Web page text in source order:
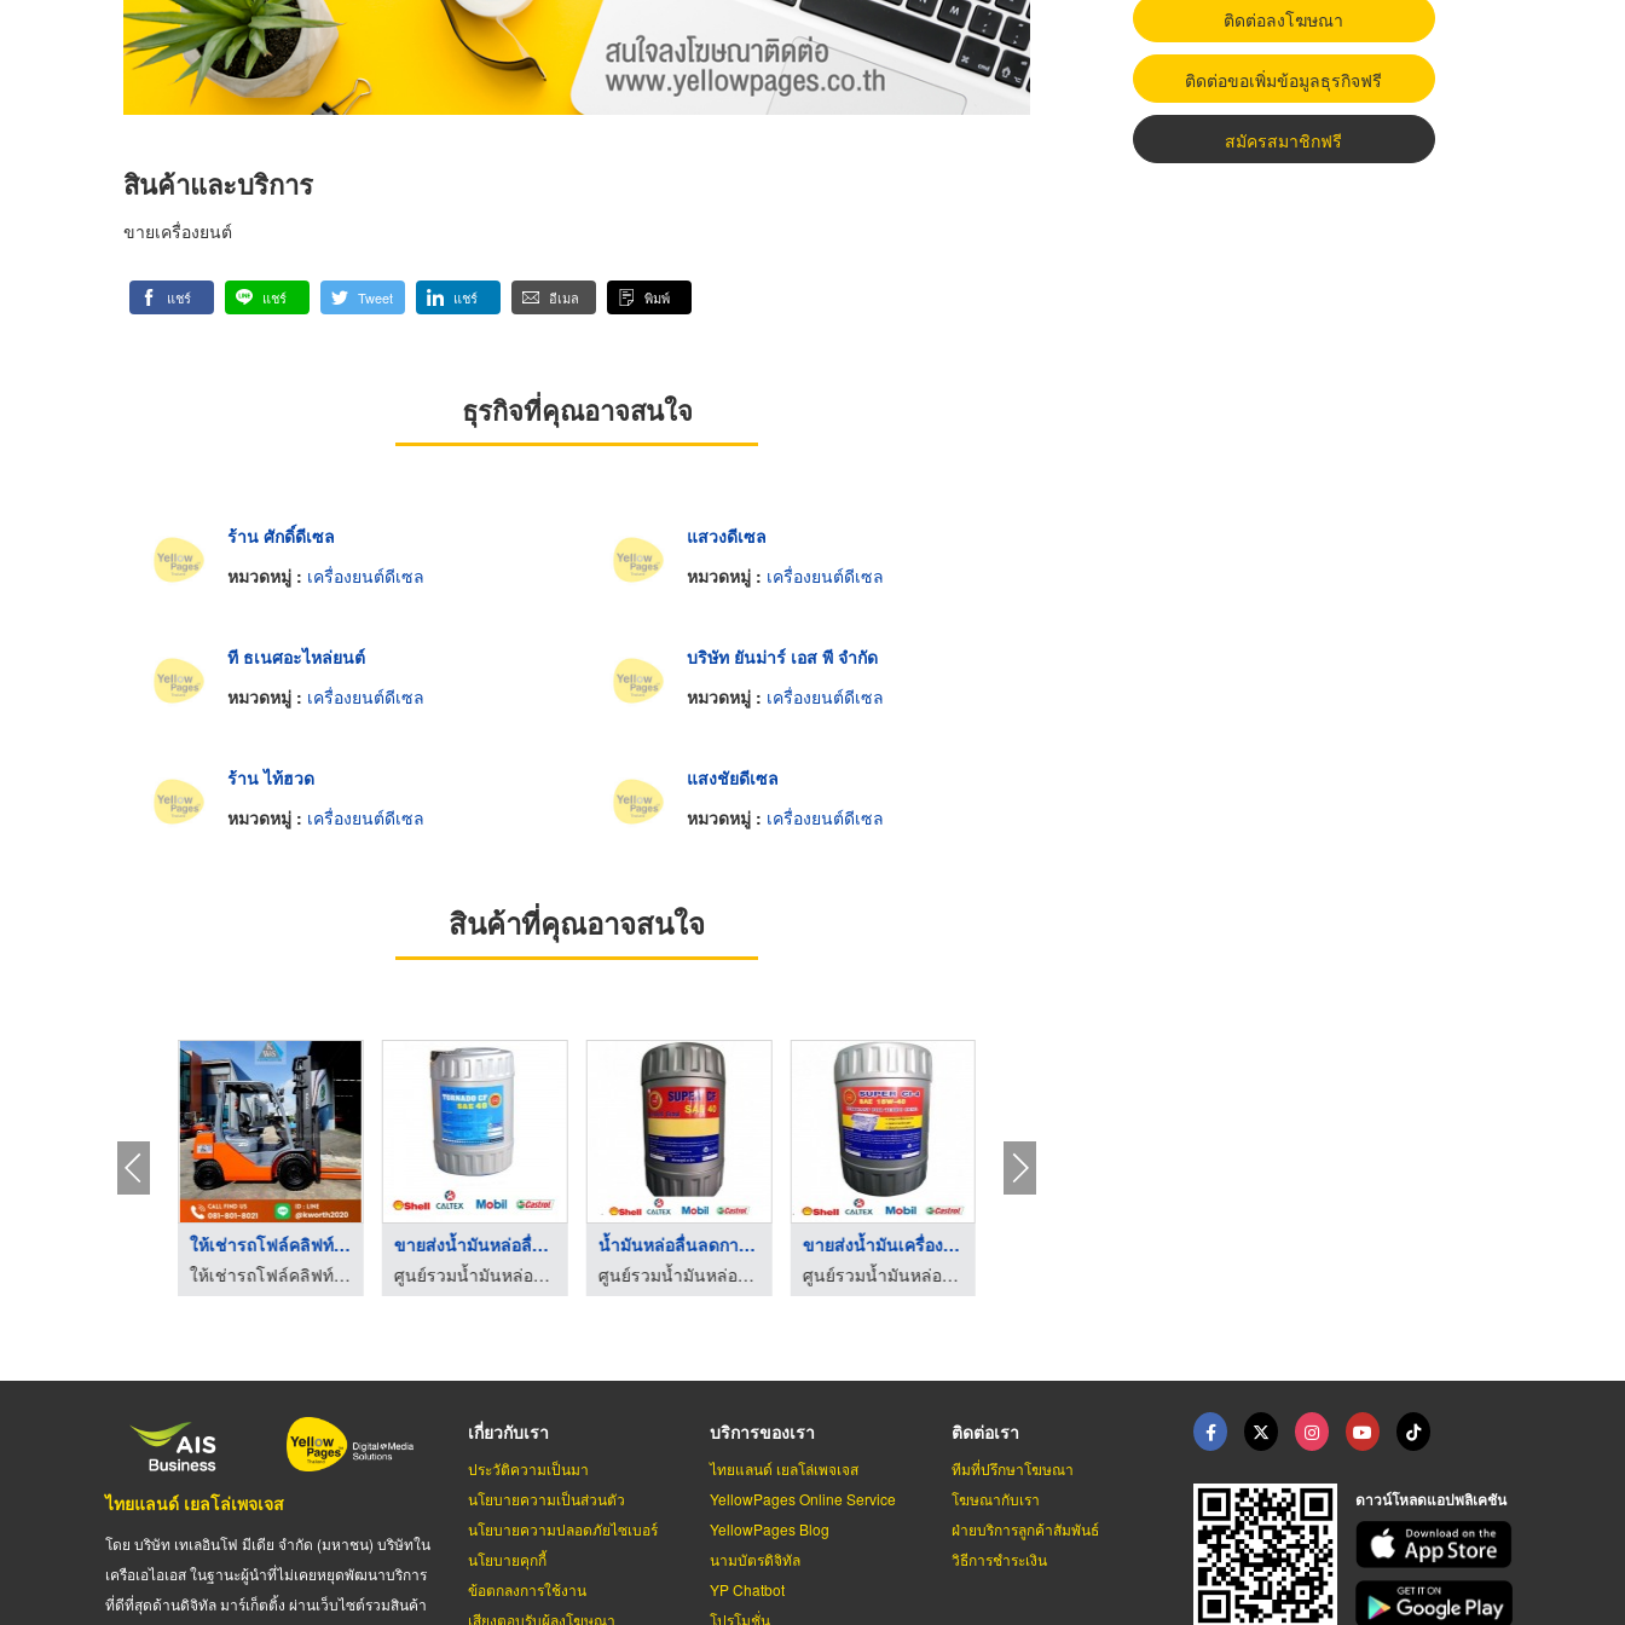
สินค้าและบริการ
ขายเครื่องยนต์
แชร์ แชร์ Tweet แชร์ อีเมล พิมพ์
ธุรกิจที่คุณอาจสนใจ
ร้าน ศักดิ์ดีเซล
หมวดหมู่ : เครื่องยนต์ดีเซล
แสวงดีเซล
หมวดหมู่ : เครื่องยนต์ดีเซล
ที ธเนศอะไหล่ยนต์
หมวดหมู่ : เครื่องยนต์ดีเซล
บริษัท ยันม่าร์ เอส พี จำกัด
หมวดหมู่ : เครื่องยนต์ดีเซล
ร้าน ไท้ฮวด
หมวดหมู่ : เครื่องยนต์ดีเซล
แสงชัยดีเซล
หมวดหมู่ : เครื่องยนต์ดีเซล
สินค้าที่คุณอาจสนใจ
ขายโฟล์คลิฟท์มือสอง ...
ให้เช่าและจำหน่ายอะไหล่โฟล์คลิฟท์ สมุทรปราการ
รถโฟล์คลิฟท์เบนซินให ...
ให้เช่ารถโฟล์คลิฟท์ ขายรถโฟล์คลิฟท์ แบตเตอรี่รถโฟล์คลิฟท์
ให้เช่ารถโฟล์คลิฟท์ด ...
ให้เช่ารถโฟล์คลิฟท์ ขายรถโฟล์คลิฟท์ แบตเตอรี่รถโฟล์คลิฟท์
ขายส่งน้ำมันหล่อลื่น ...
ศูนย์รวมน้ำมันหล่อลื่น ธรวิวัฒน์
ติดต่อลงโฆษณา
ติดต่อขอเพิ่มข้อมูลธุรกิจฟรี
สมัครสมาชิกฟรี
ไทยแลนด์ เยลโล่เพจเจส
โดย บริษัท เทเลอินโฟ มีเดีย จำกัด (มหาชน) บริษัทใน
เครือเอไอเอส ในฐานะผู้นำที่ไม่เคยหยุดพัฒนาบริการ
ที่ดีที่สุดด้านดิจิทัล มาร์เก็ตติ้ง ผ่านเว็บไซต์รวมสินค้า
เกี่ยวกับเรา
ประวัติความเป็นมา
นโยบายความเป็นส่วนตัว
นโยบายความปลอดภัยไซเบอร์
นโยบายคุกกี้
ข้อตกลงการใช้งาน
เสียงตอบรับผู้ลงโฆษณา
บริการของเรา
ไทยแลนด์ เยลโล่เพจเจส
YellowPages Online Service
YellowPages Blog
นามบัตรดิจิทัล
YP Chatbot
โปรโมชั่น
ติดต่อเรา
ทีมที่ปรึกษาโฆษณา
โฆษณากับเรา
ฝ่ายบริการลูกค้าสัมพันธ์
วิธีการชำระเงิน
ดาวน์โหลดแอปพลิเคชัน